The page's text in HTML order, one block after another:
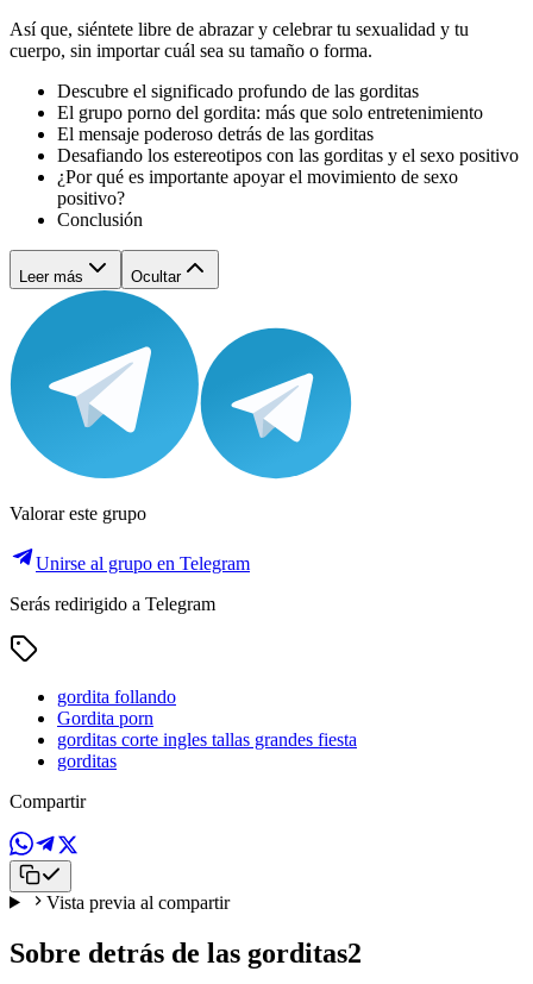
Así que, siéntete libre de abrazar y celebrar tu sexualidad y tu
cuerpo, sin importar cuál sea su tamaño o forma.
Descubre el significado profundo de las gorditas
El grupo porno del gordita: más que solo entretenimiento
El mensaje poderoso detrás de las gorditas
Desafiando los estereotipos con las gorditas y el sexo positivo
¿Por qué es importante apoyar el movimiento de sexo
positivo?
Conclusión
Leer más Ocultar
Valorar este grupo
Unirse al grupo en Telegram
Serás redirigido a Telegram
gordita follando
Gordita porn
gorditas corte ingles tallas grandes fiesta
gorditas
Compartir
Vista previa al compartir
Sobre detrás de las gorditas2